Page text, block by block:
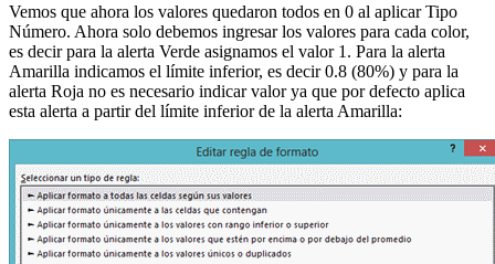
Vemos que ahora los valores quedaron todos en 0 al aplicar Tipo
Número. Ahora solo debemos ingresar los valores para cada color,
es decir para la alerta Verde asignamos el valor 1. Para la alerta
Amarilla indicamos el límite inferior, es decir 0.8 (80%) y para la
alerta Roja no es necesario indicar valor ya que por defecto aplica
esta alerta a partir del límite inferior de la alerta Amarilla: